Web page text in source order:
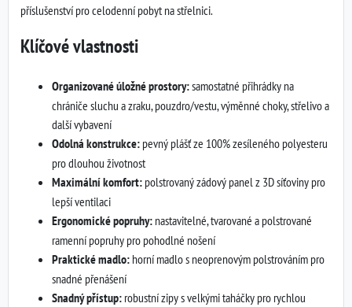
příslušenství pro celodenní pobyt na střelnici.
Klíčové vlastnosti
Organizované úložné prostory:samostatné přihrádky na
chrániče sluchu a zraku, pouzdro/vestu, výměnné choky, střelivo a
další vybavení
Odolná konstrukce: pevný plášť ze 100% zesíleného polyesteru
pro dlouhou životnost
Maximální komfort: polstrovaný zádový panel z 3D síťoviny pro
lepší ventilaci
Ergonomické popruhy: nastavitelné, tvarované a polstrované
ramenní popruhy pro pohodlné nošení
Praktické madlo: horní madlo s neoprenovým polstrováním pro
snadné přenášení
Snadný přístup: robustní zipy s velkými taháčky pro rychlou